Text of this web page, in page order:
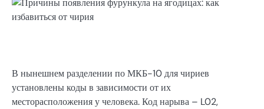
В нынешнем разделении по МКБ-10 для чириев
установлены коды в зависимости от их
месторасположения у человека. Код нарыва – L02,